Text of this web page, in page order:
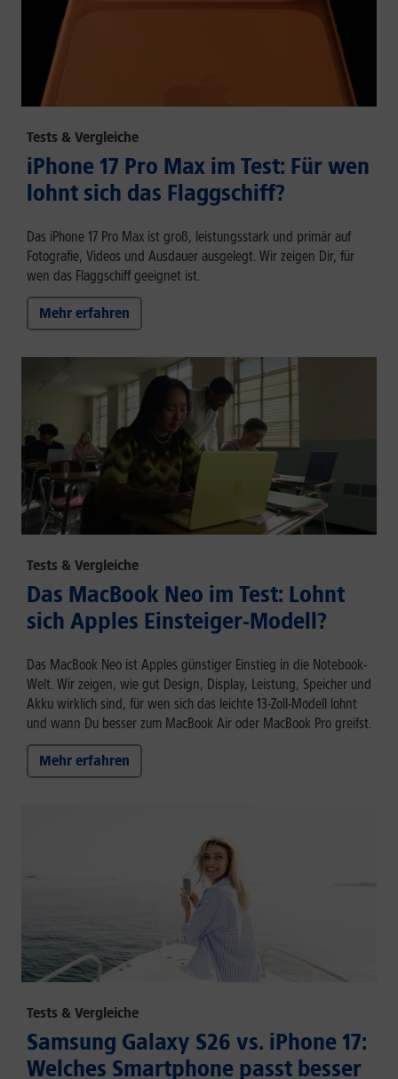
Tests & Vergleiche
iPhone 17 Pro Max im Test: Für wen
lohnt sich das Flaggschiff?
Das iPhone 17 Pro Max ist groß, leistungsstark und primär auf
Fotografie, Videos und Ausdauer ausgelegt. Wir zeigen Dir, für
wen das Flaggschiff geeignet ist.
Mehr erfahren
Tests & Vergleiche
Das MacBook Neo im Test: Lohnt
sich Apples Einsteiger-Modell?
Das MacBook Neo ist Apples günstiger Einstieg in die Notebook-
Welt. Wir zeigen, wie gut Design, Display, Leistung, Speicher und
Akku wirklich sind, für wen sich das leichte 13-Zoll-Modell lohnt
und wann Du besser zum MacBook Air oder MacBook Pro greifst.
Mehr erfahren
Tests & Vergleiche
Samsung Galaxy S26 vs. iPhone 17:
Welches Smartphone passt besser